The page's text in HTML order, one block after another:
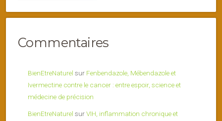
Commentaires
BienEtreNaturel sur Fenbendazole, Mébendazole et
Ivermectine contre le cancer : entre espoir, science et
médecine de précision
BienEtreNaturel surVIH, inflammation chronique et